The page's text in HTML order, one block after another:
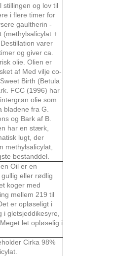
stillingen og lov til
i flere timer for
gaultherin -
(methylsalicylat +
varer
og giver ca.
olie. Olien er
af Med vilje co-
Birth (Betula
FCC (1996) har
olie som
bladene fra G.
og Bark af B.
har en stærk,
lugt, der
methylsalicylat,
bestanddel.
Oil er en
eller rødlig
koger med
mellem 219 til
er opløseligt i
i gletsjeddikesyre,
let opløselig i
Cirka 98%